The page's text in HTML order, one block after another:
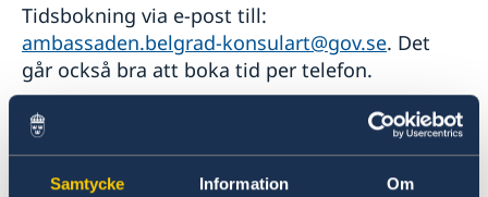
Samtycke Information Om
Tidsbokning via e-post till:
ambassaden.belgrad-konsulart@gov.se. Det
går också bra att boka tid per telefon.
Ambassadens telefontider - växeln